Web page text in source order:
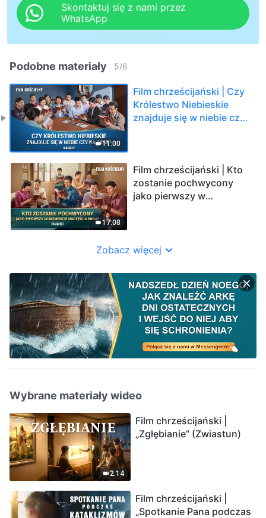
Skontaktuj się z nami przez
WhatsApp
Podobne materiały 5/6
11:00
Film chrześcijański | Czy
Królestwo Niebieskie
znajduje się w niebie czy
17:08
Film chrześcijański | Kto
zostanie pochwycony
jako pierwszy w
Zobacz więcej
Wybrane materiały wideo
2:14
Film chrześcijański |
„Zgłębianie” (Zwiastun)
Film chrześcijański |
„Spotkanie Pana podczas